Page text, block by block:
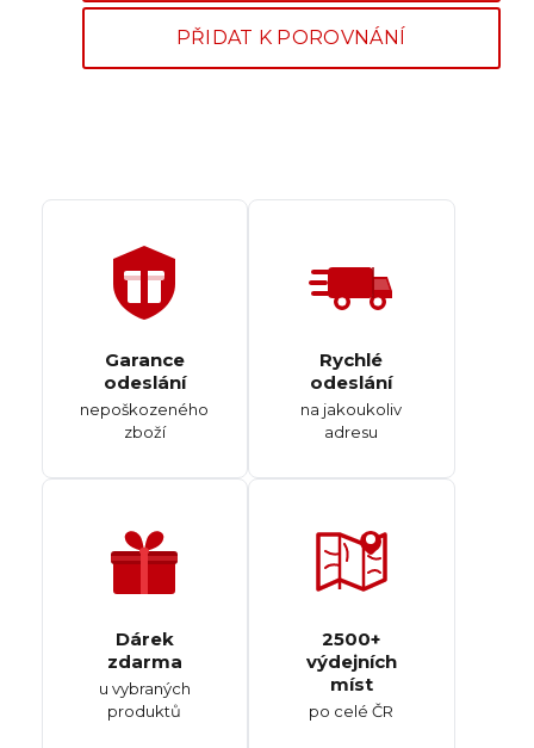
PŘIDAT K POROVNÁNÍ
Garance
odeslání
nepoškozeného
zboží
Rychlé
odeslání
na jakoukoliv
adresu
Dárek
zdarma
u vybraných
produktů
2500+
výdejních
míst
po celé ČR